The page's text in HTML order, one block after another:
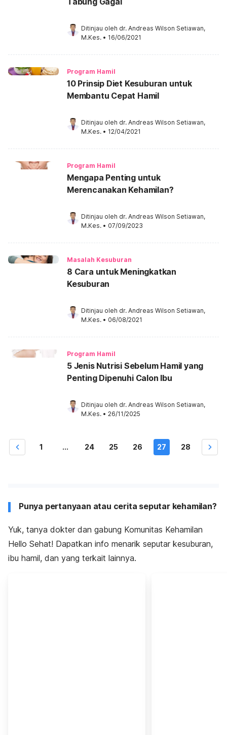
Ditinjau oleh dr. Andreas Wilson Setiawan,
M.Kes. • 16/06/2021
Program Hamil
10 Prinsip Diet Kesuburan untuk
Membantu Cepat Hamil
Ditinjau oleh dr. Andreas Wilson Setiawan,
M.Kes. • 12/04/2021
Program Hamil
Mengapa Penting untuk
Merencanakan Kehamilan?
Ditinjau oleh dr. Andreas Wilson Setiawan,
M.Kes. • 07/09/2023
Masalah Kesuburan
8 Cara untuk Meningkatkan
Kesuburan
Ditinjau oleh dr. Andreas Wilson Setiawan,
M.Kes. • 06/08/2021
Program Hamil
5 Jenis Nutrisi Sebelum Hamil yang
Penting Dipenuhi Calon Ibu
Ditinjau oleh dr. Andreas Wilson Setiawan,
M.Kes. • 26/11/2025
1 ... 24 25 26 27 28
Punya pertanyaan atau cerita seputar kehamilan?
Yuk, tanya dokter dan gabung Komunitas Kehamilan
Hello Sehat! Dapatkan info menarik seputar kesuburan,
ibu hamil, dan yang terkait lainnya.